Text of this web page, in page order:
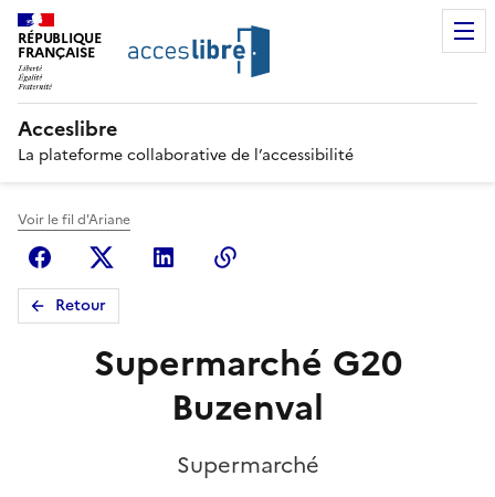
RÉPUBLIQUE
FRANÇAISE
Acceslibre
La plateforme collaborative de l’accessibilité
Voir le fil d'Ariane
FacebookX (anciennement Twitter)
Linkedin
Retour
Supermarché G20
Buzenval
Supermarché